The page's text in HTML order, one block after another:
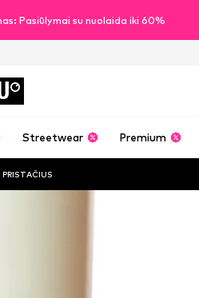
Pasiūlymai su nuolaida iki 60%
Streetwear Premium